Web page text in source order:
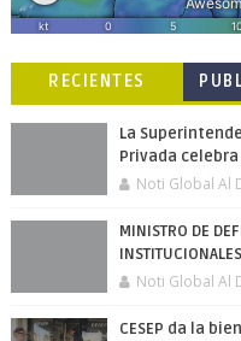
RECIENTES
La
Privada
Noti Global Al
MINISTRO DE
Noti Global Al
CESEP da la